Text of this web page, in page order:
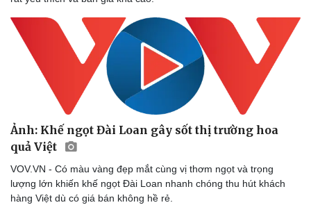
Ảnh: Khế ngọt Đài Loan gây sốt thị trường hoa
quả Việt
VOV.VN - Có màu vàng đẹp mắt cùng vị thơm ngọt và trọng
lượng lớn khiến khế ngọt Đài Loan nhanh chóng thu hút khách
hàng Việt dù có giá bán không hề rẻ.